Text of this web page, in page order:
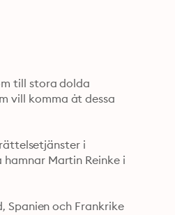
till stora dolda
vill komma åt dessa
i
Martin Reinke i
Spanien och Frankrike